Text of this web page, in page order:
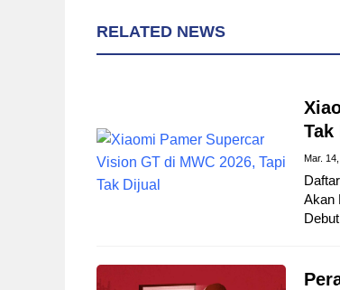
RELATED NEWS
Tak
Mar.
Akan